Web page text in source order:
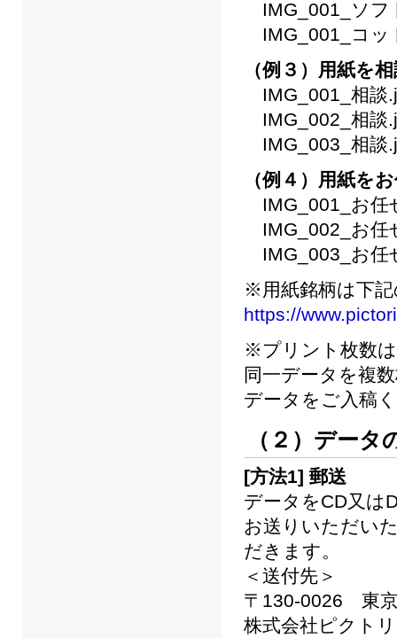
IMG_001_ソフ
IMG_001_コッ
（例３）用紙を
IMG_001_相談
IMG_002_相談
IMG_003_相談
（例４）用紙を
IMG_001_お任
IMG_002_お任
IMG_003_お任
※用紙銘柄は下
https://
※プリント枚数
同一データを複
データをご入稿
（２）デー
[方法1] 郵送
データをCD又は
お送りいただい
だきます。
＜送付先＞
〒130-0026 東
株式会社ピクト